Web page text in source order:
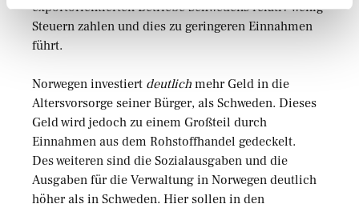
exportorientierten Betriebe Schwedens relativ wenig
Steuern zahlen und dies zu geringeren Einnahmen
führt.
Norwegen investiert deutlich mehr Geld in die
Altersvorsorge seiner Bürger, als Schweden. Dieses
Geld wird jedoch zu einem Großteil durch
Einnahmen aus dem Rohstoffhandel gedeckelt.
Des weiteren sind die Sozialausgaben und die
Ausgaben für die Verwaltung in Norwegen deutlich
höher als in Schweden. Hier sollen in den